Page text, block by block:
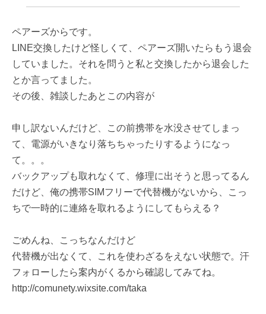
ペアーズからです。
LINE交換したけど怪しくて、ペアーズ開いたらもう退会
していました。それを問うと私と交換したから退会した
とか言ってました。
その後、雑談したあとこの内容が
申し訳ないんだけど、この前携帯を水没させてしまっ
て、電源がいきなり落ちちゃったりするようになっ
て。。。
バックアップも取れなくて、修理に出そうと思ってるん
だけど、俺の携帯SIMフリーで代替機がないから、こっ
ちで一時的に連絡を取れるようにしてもらえる？
ごめんね、こっちなんだけど
代替機が出なくて、これを使わざるをえない状態で。汗
フォローしたら案内がくるから確認してみてね。
http://comunety.wixsite.com/taka